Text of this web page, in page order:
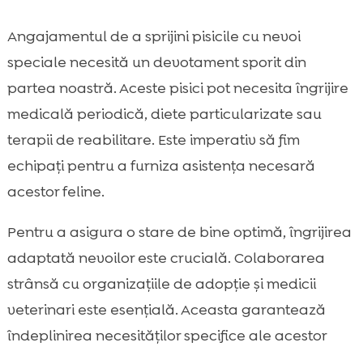
Angajamentul de a sprijini pisicile cu nevoi
speciale necesită un devotament sporit din
partea noastră. Aceste pisici pot necesita îngrijire
medicală periodică, diete particularizate sau
terapii de reabilitare. Este imperativ să fim
echipați pentru a furniza asistența necesară
acestor feline.
Pentru a asigura o stare de bine optimă, îngrijirea
adaptată nevoilor este crucială. Colaborarea
strânsă cu organizațiile de adopție și medicii
veterinari este esențială. Aceasta garantează
îndeplinirea necesităților specifice ale acestor